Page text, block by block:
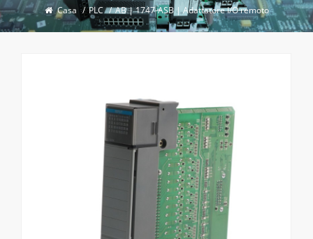
Casa / PLC / AB | 1747-ASB | Adattatore I/O remoto